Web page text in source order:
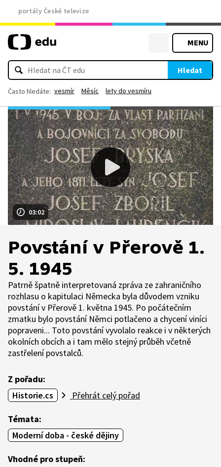
portály České televize
MENU
Hledat
Často hledáte: vesmír Měsíc lety do vesmíru
03:02
Povstání v Přerově 1.
5. 1945
Patrně špatně interpretovaná zpráva ze zahraničního
rozhlasu o kapitulaci Německa byla důvodem vzniku
povstání v Přerově 1. května 1945. Po počátečním
zmatku bylo povstání Němci potlačeno a chycení viníci
popraveni... Toto povstání vyvolalo reakce i v některých
okolních obcích a i tam mělo stejný průběh včetně
zastřelení povstalců.
Z pořadu:
Historie.cs
Přehrát celý pořad
Témata:
Moderní doba - české dějiny
Vhodné pro stupeň: